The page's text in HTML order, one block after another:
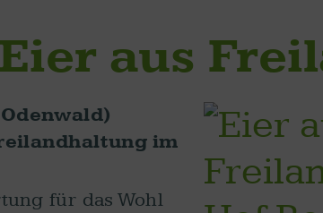
aus
im
für das Wohl